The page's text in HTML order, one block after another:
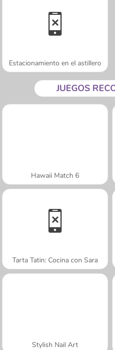
Estacionamiento en el astillero
JUEGOS
Hawaii Match 6
Tarta Tatin: Cocina con Sara
Stylish Nail Art